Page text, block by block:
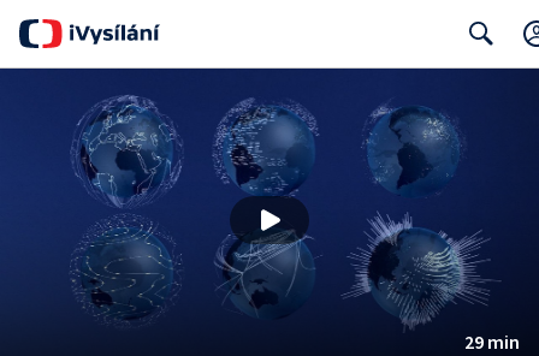
29 min